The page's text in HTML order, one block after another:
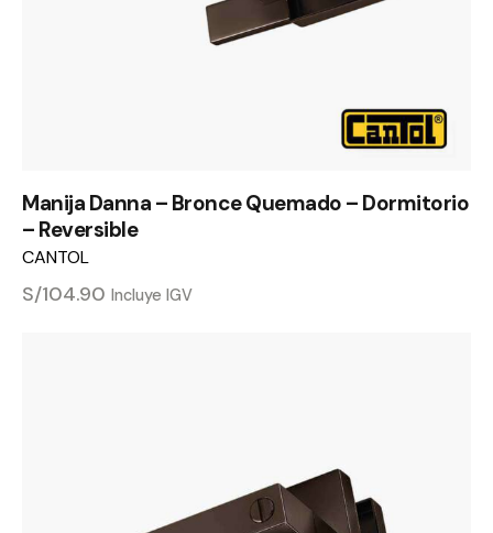
Manija Danna – Bronce Quemado – Dormitorio
– Reversible
CANTOL
S/104.90 Incluye IGV